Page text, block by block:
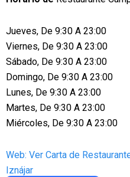
Jueves, De 9:30 A 23:00
Viernes, De 9:30 A 23:00
Sábado, De 9:30 A 23:00
Domingo, De 9:30 A 23:00
Lunes, De 9:30 A 23:00
Martes, De 9:30 A 23:00
Miércoles, De 9:30 A 23:00
Web: Ver Carta de
Iznájar